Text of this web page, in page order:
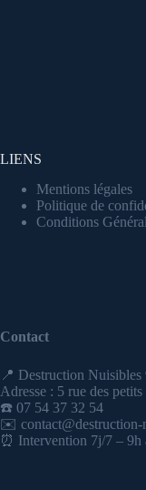
LIENS
Mentions légales
Politique de
Conditions
Contact
📍 Destruction Nuisibles
Adresse : 5 rue des
☎️ 07 54 37 32 54
✉️ contact@destruction-
⏰ Intervention 7j/7 – 9h